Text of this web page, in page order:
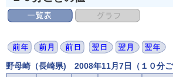
野母崎（長崎県) 2008年11月7日（１０分ご